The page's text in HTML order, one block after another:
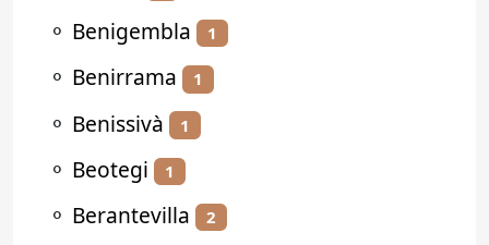
⚬ Benigembla 1
⚬ Benirrama 1
⚬ Benissivà 1
⚬ Beotegi 1
⚬ Berantevilla 2